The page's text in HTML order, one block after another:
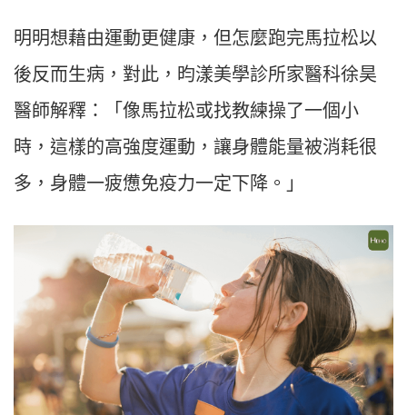
明明想藉由運動更健康，但怎麼跑完馬拉松以
後反而生病，對此，昀漾美學診所家醫科徐昊
醫師解釋：「像馬拉松或找教練操了一個小
時，這樣的高強度運動，讓身體能量被消耗很
多，身體一疲憊免疫力一定下降。」